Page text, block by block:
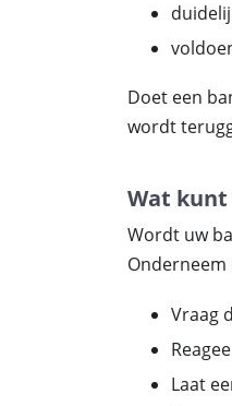
Doet een
wordt
Wat kunt
Wordt uw
Vraag
Laat